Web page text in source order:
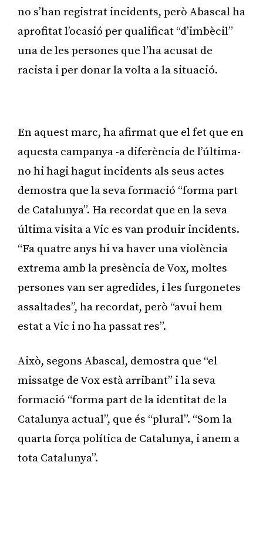
no s’han registrat incidents, però Abascal ha
aprofitat l’ocasió per qualificat “d’imbècil”
una de les persones que l’ha acusat de
racista i per donar la volta a la situació.
En aquest marc, ha afirmat que el fet que en
aquesta campanya -a diferència de l’última-
no hi hagi hagut incidents als seus actes
demostra que la seva formació “forma part
de Catalunya”. Ha recordat que en la seva
última visita a Vic es van produir incidents.
“Fa quatre anys hi va haver una violència
extrema amb la presència de Vox, moltes
persones van ser agredides, i les furgonetes
assaltades”, ha recordat, però “avui hem
estat a Vic i no ha passat res”.
Això, segons Abascal, demostra que “el
missatge de Vox està arribant” i la seva
formació “forma part de la identitat de la
Catalunya actual”, que és “plural”. “Som la
quarta força política de Catalunya, i anem a
tota Catalunya”.